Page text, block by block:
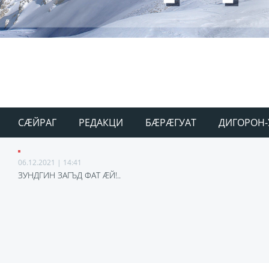
СÆЙРАГ РЕДАКЦИ БÆРÆГУАТ ДИГОРОН-
06.12.2021 | 14:41
ЗУНДГИН ЗАГЪД ФАТ ӔЙ!..